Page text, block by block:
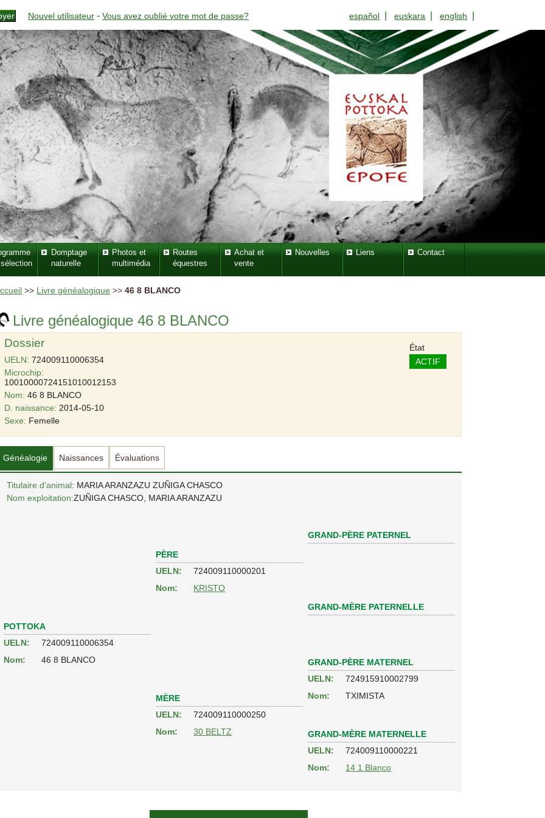
Nouvel utilisateur -Vous avez oublié votre mot de passe? español |euskara |english
Domptage
naturelle
Photos et
multimédia
Routes
équestres
Achat et
vente
Nouvelles Liens Contact
>> Livre généalogique >>46 8 BLANCO
Livre généalogique 46 8 BLANCO
Dossier
UELN: 724009110006354
Microchip:
10010000724151010012153
Nom: 46 8 BLANCO
D. naissance: 2014-05-10
Sexe: Femelle
État
ACTIF
Généalogie Naissances Évaluations
Titulaire d'animal: MARIA ARANZAZU ZUÑIGA CHASCO
Nom exploitation:ZUÑIGA CHASCO, MARIA ARANZAZU
POTTOKA
UELN:
724009110006354
Nom:
46 8 BLANCO
PÈRE
UELN:
724009110000201
Nom:
KRISTO
GRAND-PÈRE PATERNEL
GRAND-MÈRE PATERNELLE
MÈRE
UELN:
724009110000250
Nom:
30 BELTZ
GRAND-PÈRE MATERNEL
UELN:
724915910002799
Nom:
TXIMISTA
GRAND-MÈRE MATERNELLE
UELN:
724009110000221
Nom:
14 1 Blanco